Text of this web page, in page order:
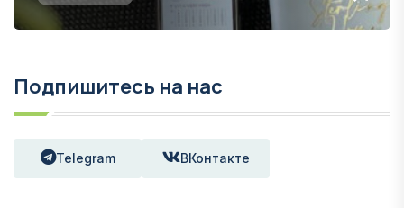
Подпишитесь на нас
Telegram ВКонтакте